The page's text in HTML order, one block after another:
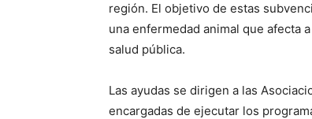
región. El objetivo de estas
una enfermedad animal que afecta
salud pública.
Las ayudas se dirigen a las
encargadas de ejecutar los